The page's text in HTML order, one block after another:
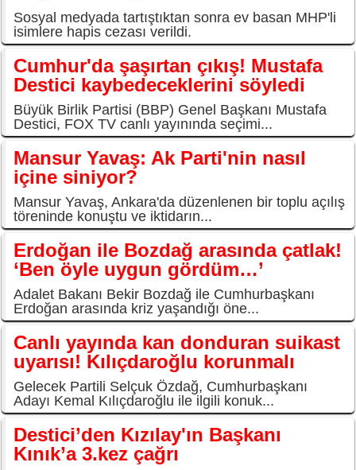
Sosyal medyada tartıştıktan sonra ev basan MHP'li
isimlere hapis cezası verildi.
Cumhur'da şaşırtan çıkış! Mustafa
Destici kaybedeceklerini söyledi
Büyük Birlik Partisi (BBP) Genel Başkanı Mustafa
Destici, FOX TV canlı yayınında seçimi...
Mansur Yavaş: Ak Parti'nin nasıl
içine siniyor?
Mansur Yavaş, Ankara'da düzenlenen bir toplu açılış
töreninde konuştu ve iktidarın...
Erdoğan ile Bozdağ arasında çatlak!
‘Ben öyle uygun gördüm…’
Adalet Bakanı Bekir Bozdağ ile Cumhurbaşkanı
Erdoğan arasında kriz yaşandığı öne...
Canlı yayında kan donduran suikast
uyarısı! Kılıçdaroğlu korunmalı
Gelecek Partili Selçuk Özdağ, Cumhurbaşkanı
Adayı Kemal Kılıçdaroğlu ile ilgili konuk...
Destici’den Kızılay'ın Başkanı
Kınık’a 3.kez çağrı